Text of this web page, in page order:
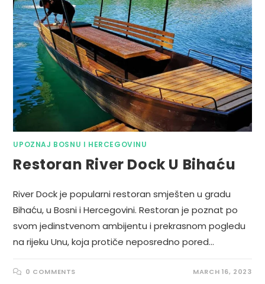
UPOZNAJ BOSNU I HERCEGOVINU
Restoran River Dock U Bihaću
River Dock je popularni restoran smješten u gradu
Bihaću, u Bosni i Hercegovini. Restoran je poznat po
svom jedinstvenom ambijentu i prekrasnom pogledu
na rijeku Unu, koja protiče neposredno pored…
0 COMMENTS MARCH 16, 2023